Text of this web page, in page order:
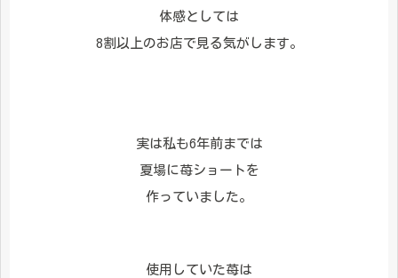
体感としては
8割以上のお店で見る気がします。
実は私も6年前までは
夏場に苺ショートを
作っていました。
使用していた苺は